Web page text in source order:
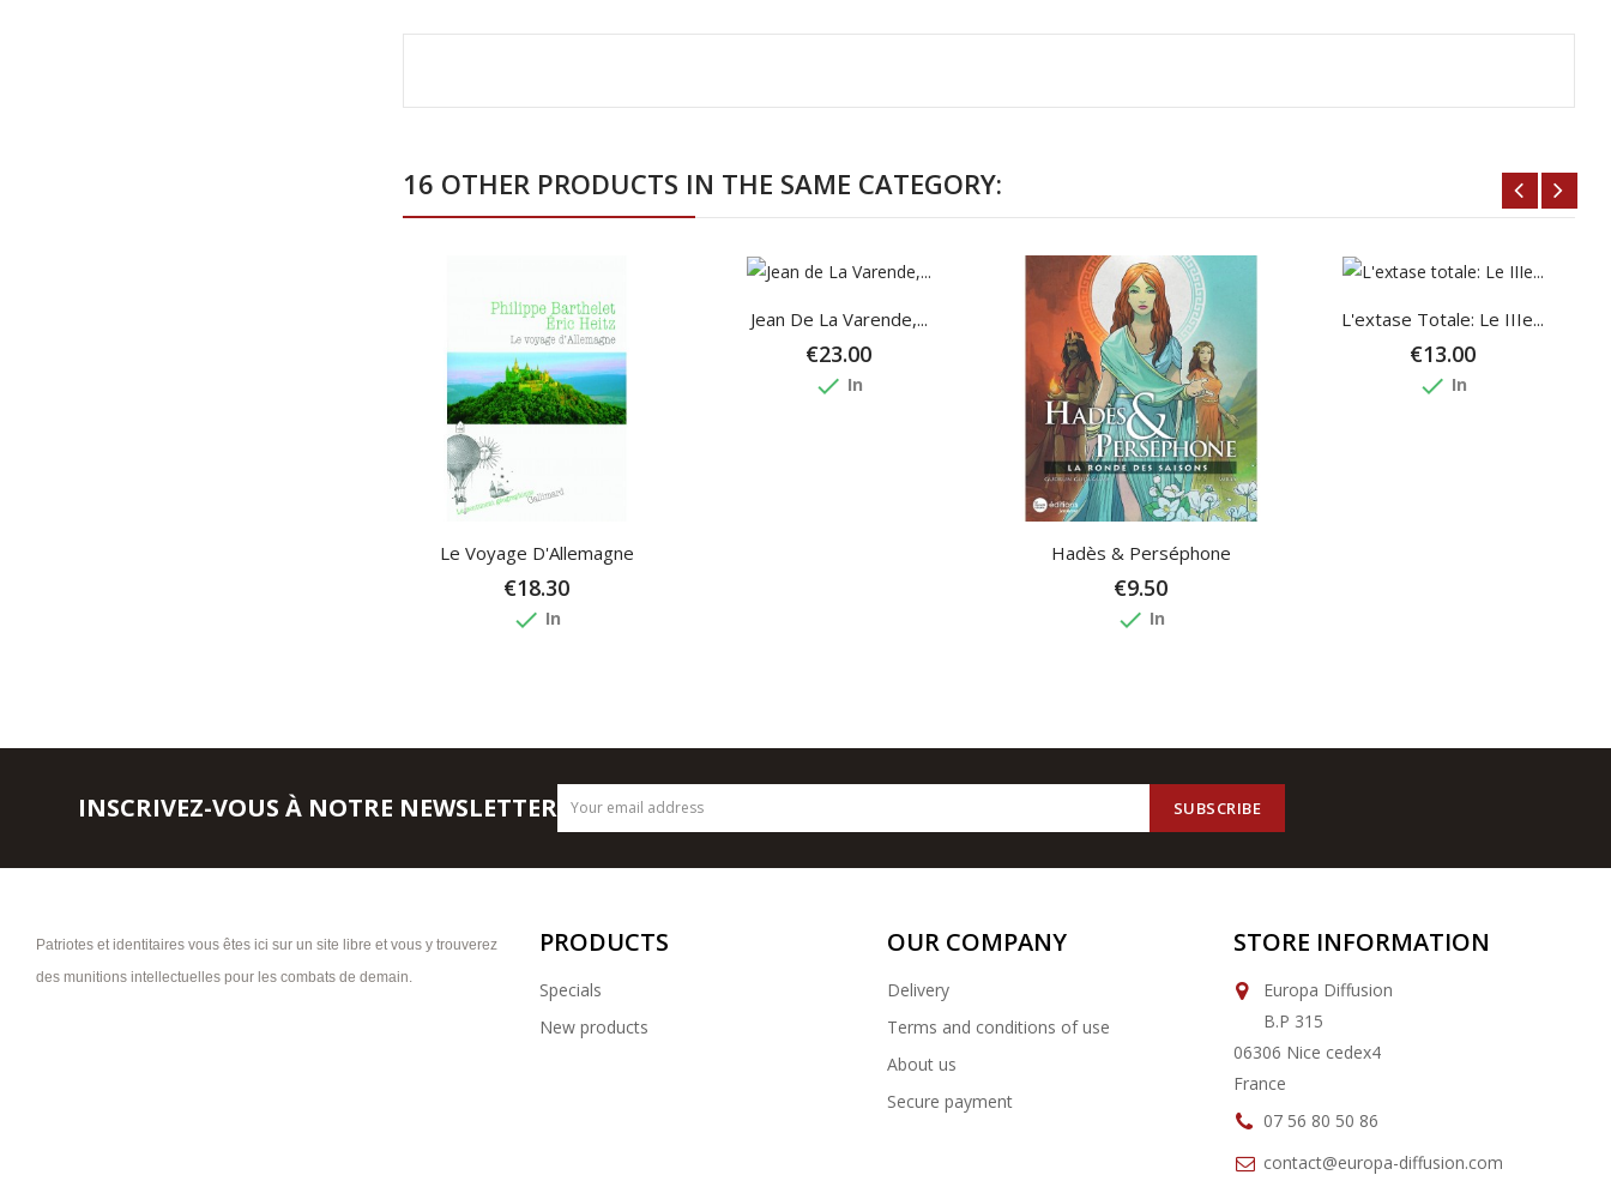
16 OTHER PRODUCTS IN THE SAME CATEGORY:
Le Voyage D'Allemagne
€18.30
done In
Jean De La Varende,...
€23.00
done In
Hadès & Perséphone
€9.50
done In
L'extase Totale: Le IIIe...
€13.00
done In
INSCRIVEZ-VOUS À NOTRE NEWSLETTER
Patriotes et identitaires vous êtes ici sur un site libre et vous y trouverez
des munitions intellectuelles pour les combats de demain.
PRODUCTS
Specials
New products
OUR COMPANY
Delivery
Terms and conditions of use
About us
Secure payment
STORE INFORMATION
Europa Diffusion
B.P 315
06306 Nice cedex4
France
07 56 80 50 86
contact@europa-diffusion.com